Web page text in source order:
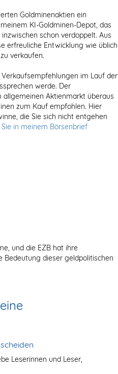
Goldminenaktien ein
KI-Goldminen-Depot, das
schon verdoppelt. Aus
erfreuliche Entwicklung wie üblich
verkaufen.
im Lauf der
werde. Der
Aktienmarkt überaus
zum Kauf empfohlen. Hier
die Sie sich nicht entgehen
in meinem Börsenbrief
und die EZB hat ihre
Bedeutung dieser geldpolitischen
Leserinnen und Leser,